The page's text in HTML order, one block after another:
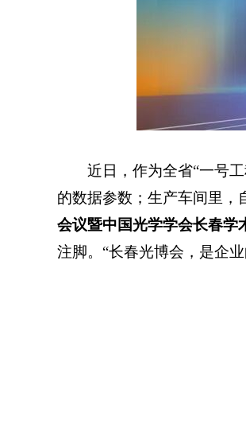
近日，作为全省“一号
的数据参数；生产车间里，
会议暨中国光学学会长春学
注脚。“长春光博会，是企